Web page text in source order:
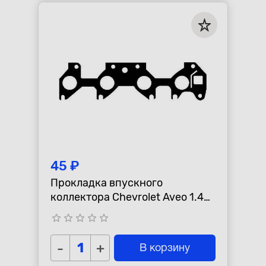
45 ₽
Прокладка впускного
коллектора Chevrolet Aveo 1.4
SOCH /Lacetti "PMV"
star_border star_border star_border star_border star_border
- + В корзину